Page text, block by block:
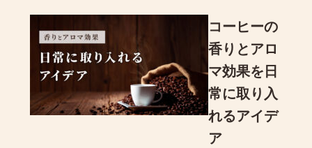
コーヒーの
香りとアロ
マ効果を日
常に取り入
れるアイデ
ア